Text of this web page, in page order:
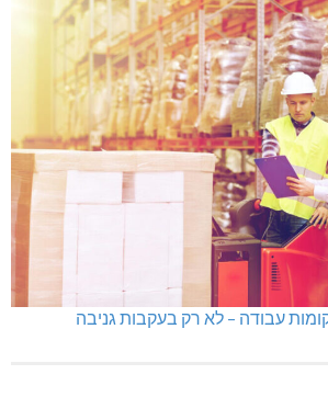
עבודה – לא רק בעקבות גניבה